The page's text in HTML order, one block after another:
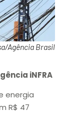
Agência Brasil
iNFRA
energia
R$ 47